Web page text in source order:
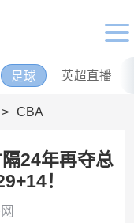
足球 英超直播
CBA
24年再夺总
！